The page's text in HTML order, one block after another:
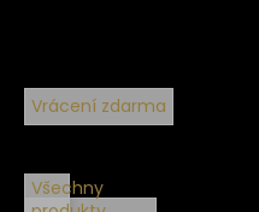
Vrácení zdarma
Všechny